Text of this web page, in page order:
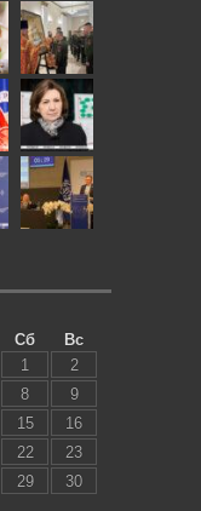
Сб
Вс
1
2
8
9
15
16
22
23
29
30